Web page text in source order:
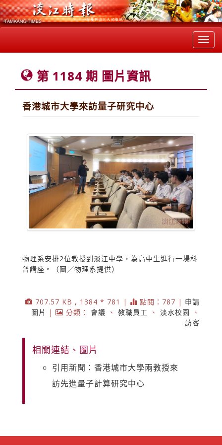
第 1184 期 圖片資訊
香港城市大學來訪量子研究中心
物理系安排2位教授到淡江中學，為高中生進行一場科
普講座。（圖／物理系提供）
707.57 KB , 1384 * 781 | 點閱：787 | 申請
圖片
| 分類： 會議 、 教職員工 、 淡水校園
、
訪客
相關連結、圖片
引用新聞：香港城市大學兩教授來
訪先進量子計算研究中心